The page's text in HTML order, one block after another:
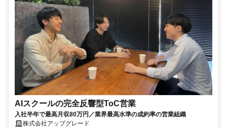
AIスクールの完全反響型ToC営業
入社半年で最高月収80万円／業界最高水準の成約率の営業組織
株式会社アップグレード